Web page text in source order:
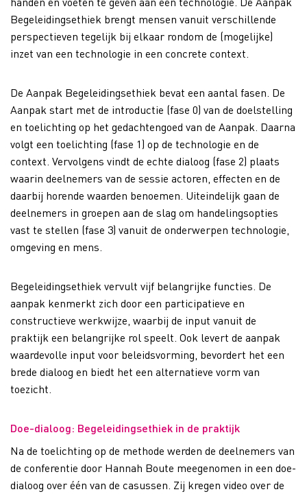
Begeleidingsethiek brengt mensen vanuit verschillende
perspectieven tegelijk bij elkaar rondom de (mogelijke)
inzet van een technologie in een concrete context.
De Aanpak Begeleidingsethiek bevat een aantal fasen. De
Aanpak start met de introductie (fase 0) van de doelstelling
en toelichting op het gedachtengoed van de Aanpak. Daarna
volgt een toelichting (fase 1) op de technologie en de
context. Vervolgens vindt de echte dialoog (fase 2) plaats
waarin deelnemers van de sessie actoren, effecten en de
daarbij horende waarden benoemen. Uiteindelijk gaan de
deelnemers in groepen aan de slag om handelingsopties
vast te stellen (fase 3) vanuit de onderwerpen technologie,
omgeving en mens.
Begeleidingsethiek vervult vijf belangrijke functies. De
aanpak kenmerkt zich door een participatieve en
constructieve werkwijze, waarbij de input vanuit de
praktijk een belangrijke rol speelt. Ook levert de aanpak
waardevolle input voor beleidsvorming, bevordert het een
brede dialoog en biedt het een alternatieve vorm van
toezicht.
Doe-dialoog: Begeleidingsethiek in de praktijk​
Na de toelichting op de methode werden de deelnemers van
de conferentie door Hannah Boute meegenomen in een doe-
dialoog over één van de casussen. Zij kregen video over de